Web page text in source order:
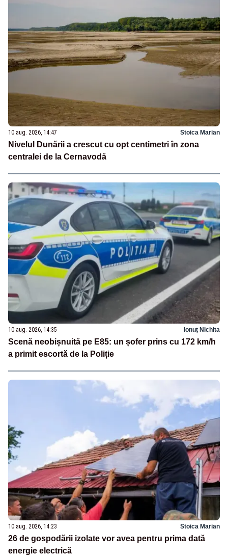
10 aug. 2026, 14:47 Stoica Marian
Nivelul Dunării a crescut cu opt centimetri în zona
centralei de la Cernavodă
10 aug. 2026, 14:35 Ionuț Nichita
Scenă neobișnuită pe E85: un șofer prins cu 172 km/h
a primit escortă de la Poliție
10 aug. 2026, 14:23 Stoica Marian
26 de gospodării izolate vor avea pentru prima dată
energie electrică